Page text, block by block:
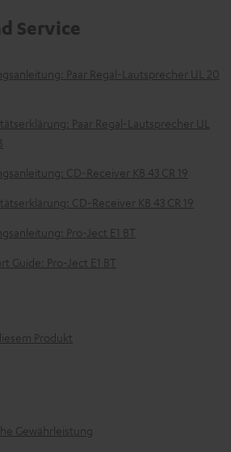
Service
Paar Regal-Lautsprecher UL 20
Paar Regal-Lautsprecher UL
CD-Receiver KB 43 CR 19
CD-Receiver KB 43 CR 19
Pro-Ject E1 BT
Guide: Pro-Ject E1 BT
Produkt
Gewährleistung